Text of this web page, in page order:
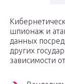
шпионаж и
данных
других
зависимости